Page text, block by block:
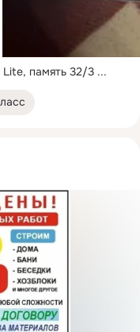
Lite, память 32/3 ...